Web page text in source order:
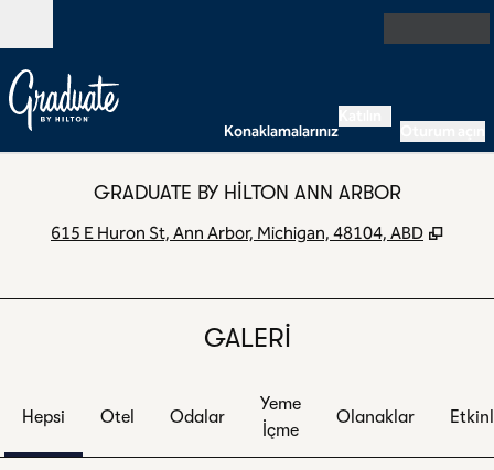
Açık
Konaklamalarınız
GRADUATE BY HILTON ANN ARBOR
615 E Huron St, Ann Arbor, Michigan, 48104, ABD ,
GALERI
Hepsi Otel Odalar
Yeme
İçme
Olanaklar